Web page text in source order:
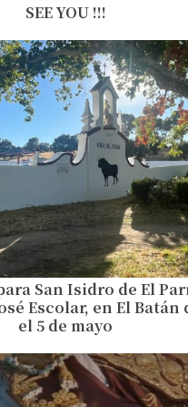
SEE YOU !!!
San Isidro de El
Escolar, en El Batán
el 5 de mayo